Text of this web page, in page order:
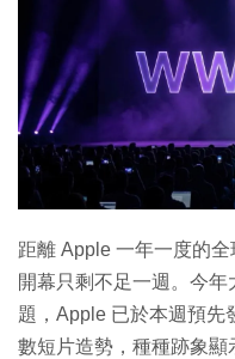
生成式AI與雲端應用
Enterprise Digital
特集
距離 Apple 一年一度的
開幕只剩不足一週。今
題，Apple 已於本週預先
數短片造勢，種種跡象